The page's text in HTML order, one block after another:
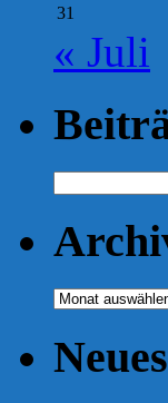
31
« Juli
nach:
Archiv